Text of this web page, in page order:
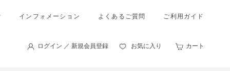
インフォメーション よくあるご質問 ご利用ガイド
ログイン ／ 新規会員登録 お気に入り カート